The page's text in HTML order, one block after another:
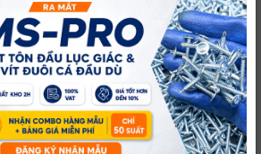
Cảo Chữ C
75 mm
Asaki